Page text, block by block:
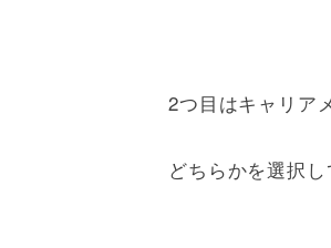
2つ目はキャリア
どちらかを選択